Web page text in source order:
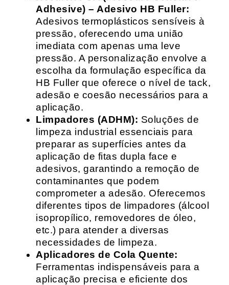
Adhesive) – Adesivo HB Fuller:
Adesivos termoplásticos sensíveis à
pressão, oferecendo uma união
imediata com apenas uma leve
pressão. A personalização envolve a
escolha da formulação específica da
HB Fuller que oferece o nível de tack,
adesão e coesão necessários para a
aplicação.
Limpadores (ADHM): Soluções de
limpeza industrial essenciais para
preparar as superfícies antes da
aplicação de fitas dupla face e
adesivos, garantindo a remoção de
contaminantes que podem
comprometer a adesão. Oferecemos
diferentes tipos de limpadores (álcool
isopropílico, removedores de óleo,
etc.) para atender a diversas
necessidades de limpeza.
Aplicadores de Cola Quente:
Ferramentas indispensáveis para a
aplicação precisa e eficiente dos